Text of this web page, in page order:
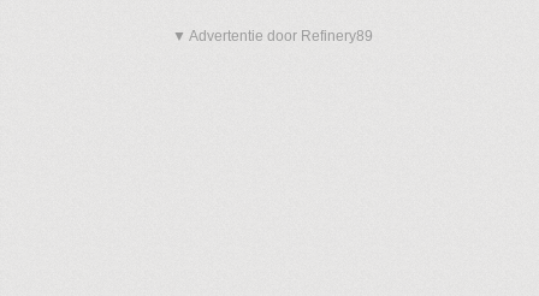
▼ Advertentie door Refinery89